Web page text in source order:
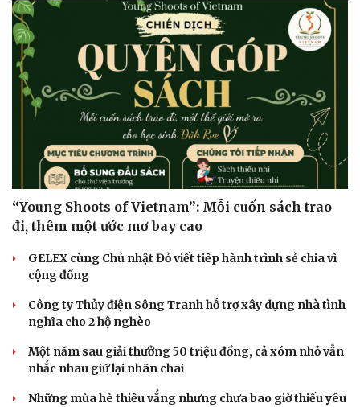
“Young Shoots of Vietnam”: Mỗi cuốn sách trao
đi, thêm một ước mơ bay cao
GELEX cùng Chủ nhật Đỏ viết tiếp hành trình sẻ chia vì
cộng đồng
Công ty Thủy điện Sông Tranh hỗ trợ xây dựng nhà tình
nghĩa cho 2 hộ nghèo
Một năm sau giải thưởng 50 triệu đồng, cả xóm nhỏ vẫn
nhắc nhau giữ lại nhãn chai
Những mùa hè thiếu vắng nhưng chưa bao giờ thiếu yêu